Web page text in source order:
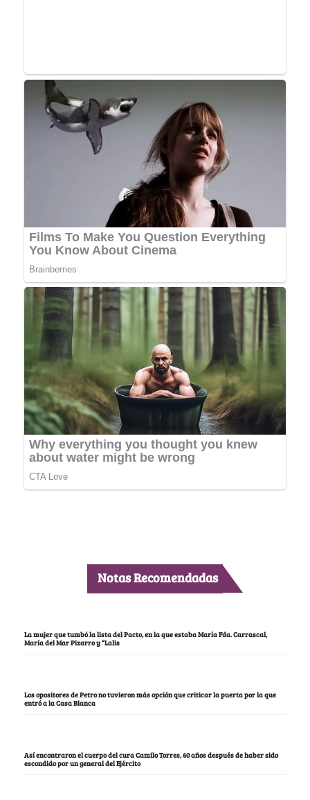
Notas Recomendadas
La mujer que tumbó la lista del Pacto, en la que estaba María Fda. Carrascal,
María del Mar Pizarro y “Lalis
Los opositores de Petro no tuvieron más opción que criticar la puerta por la que
entró a la Casa Blanca
Así encontraron el cuerpo del cura Camilo Torres, 60 años después de haber sido
escondido por un general del Ejército